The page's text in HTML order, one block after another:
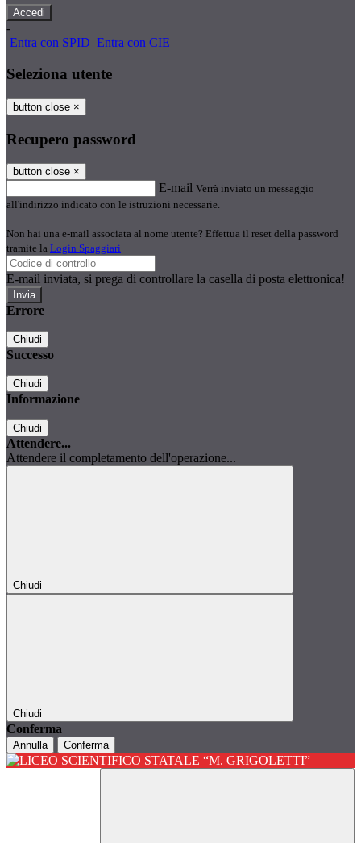
-
Entra con SPID Entra con CIE
Seleziona utente
button close ×
Recupero password
button close ×
E-mail Verrà inviato un messaggio
all'indirizzo indicato con le istruzioni necessarie.
Non hai una e-mail associata al nome utente? Effettua il reset della password
tramite la Login Spaggiari
E-mail inviata, si prega di controllare la casella di posta elettronica!
Errore
Chiudi
Successo
Chiudi
Informazione
Chiudi
Attendere...
Attendere il completamento dell'operazione...
Chiudi
Chiudi
Conferma
Annulla Conferma